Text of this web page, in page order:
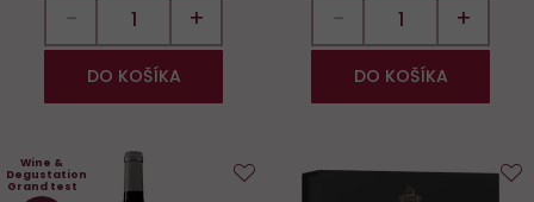
− +
DO KOŠÍKA
− +
DO KOŠÍKA
Wine &
Degustation
Grand test